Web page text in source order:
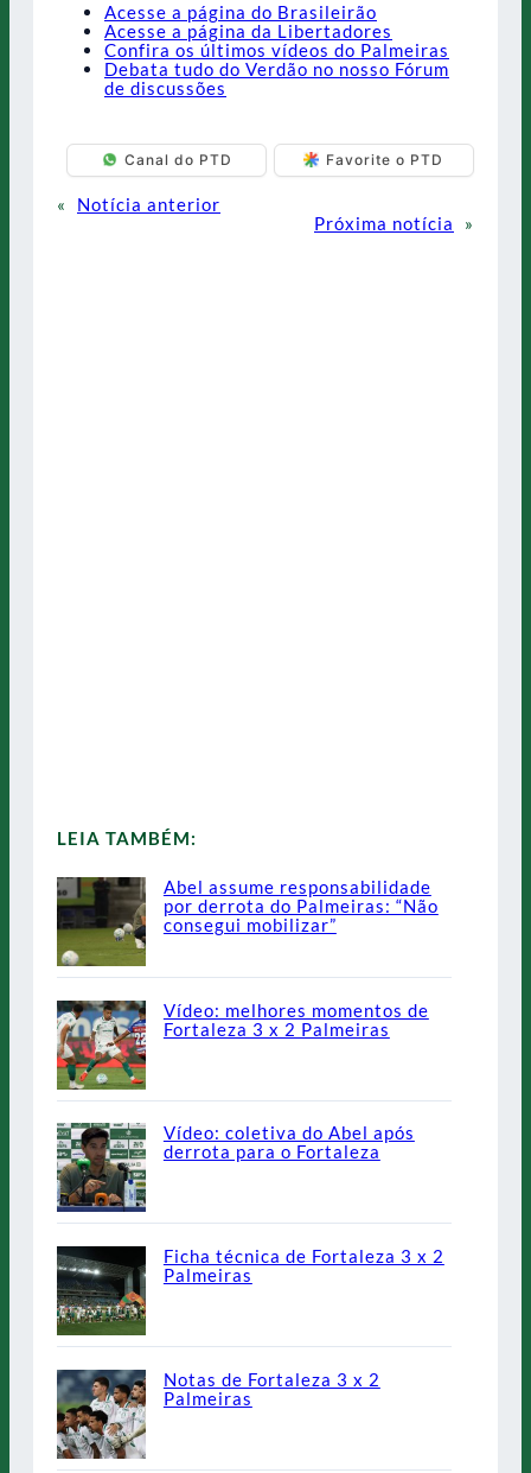
Acesse a página do Brasileirão
Acesse a página da Libertadores
Confira os últimos vídeos do Palmeiras
Debata tudo do Verdão no nosso Fórum
de discussões
Canal do PTD Favorite o PTD
«
Notícia anterior
Próxima notícia
»
LEIA TAMBÉM:
Abel assume responsabilidade
por derrota do Palmeiras: “Não
consegui mobilizar”
Vídeo: melhores momentos de
Fortaleza 3 x 2 Palmeiras
Vídeo: coletiva do Abel após
derrota para o Fortaleza
Ficha técnica de Fortaleza 3 x 2
Palmeiras
Notas de Fortaleza 3 x 2
Palmeiras